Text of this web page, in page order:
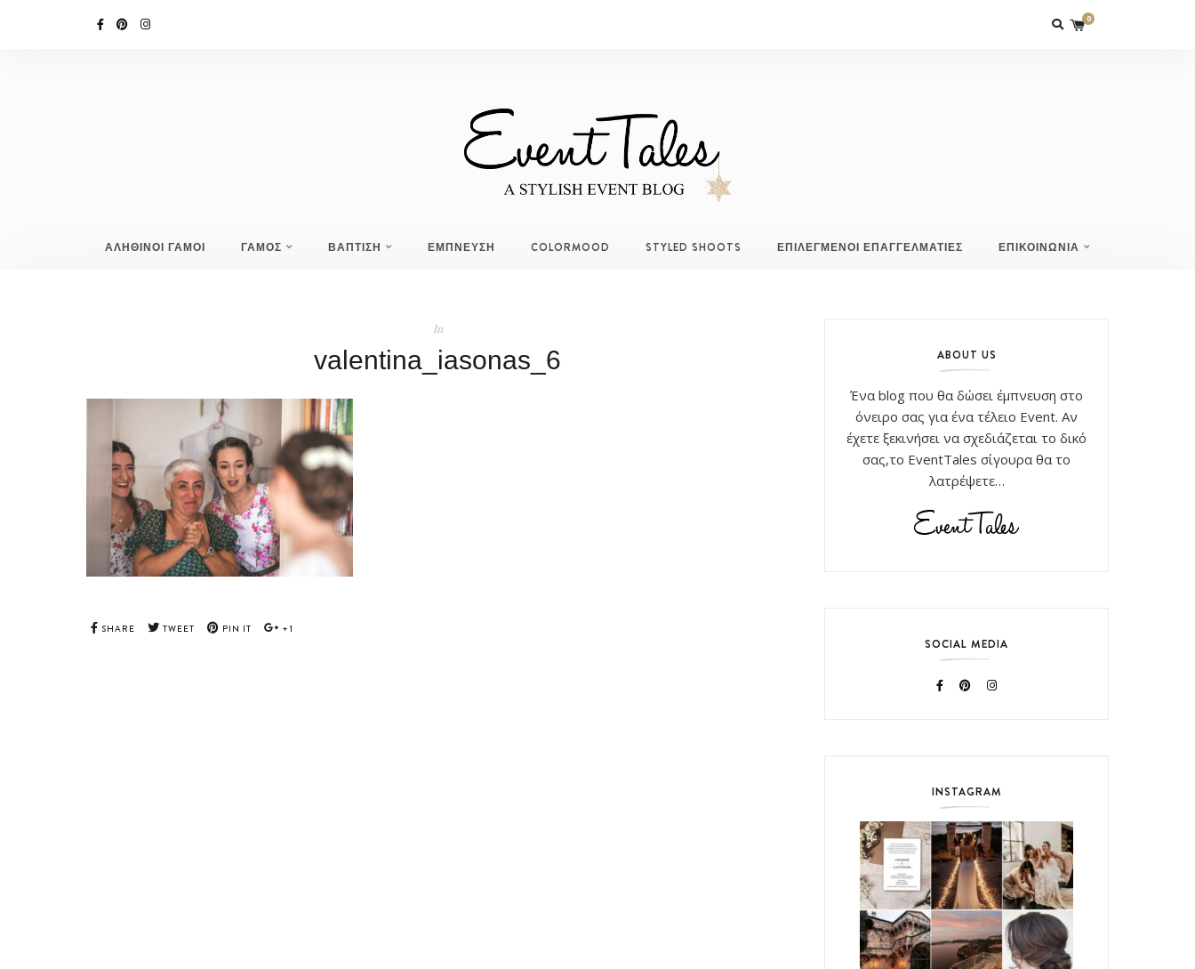
0
ΑΛΗΘΙΝΟΙ ΓΑΜΟΙ ΓΑΜΟΣ ΒΑΠΤΙΣΗ ΕΜΠΝΕΥΣΗ COLORMOOD STYLED SHOOTS ΕΠΙΛΕΓΜΕΝΟΙ ΕΠΑΓΓΕΛΜΑΤΙΕΣ ΕΠΙΚΟΙΝΩΝΙΑ
In
valentina_iasonas_6
SHARE TWEET PIN IT +1
ABOUT US
Ένα blog που θα δώσει έμπνευση στο
όνειρο σας για ένα τέλειο Event. Αν
έχετε ξεκινήσει να σχεδιάζεται το δικό
σας,το EventTales σίγουρα θα το
λατρέψετε…
SOCIAL MEDIA
INSTAGRAM